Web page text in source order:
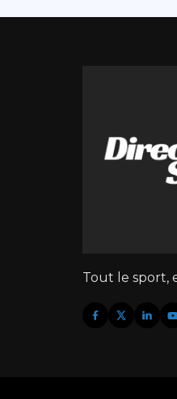
Tout le sport,